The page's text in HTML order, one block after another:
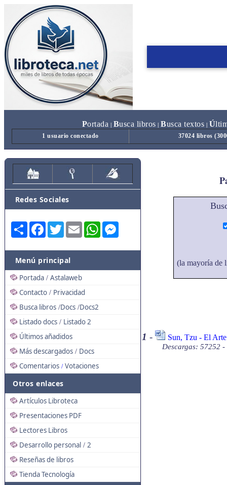
Portada Busca libros Busca textos Ú
1 usuario conectado 37024 libros
Redes Sociales
Share FacebookTwitterEmail WhatsApp
Menú principal
Portada / Astalaweb
Contacto / Privacidad
Busca libros /Docs /Docs2
Listado docs / Listado 2
Últimos añadidos
Más descargados / Docs
Comentarios / Votaciones
Otros enlaces
Artículos Libroteca
Presentaciones PDF
Lectores Libros
Desarrollo personal / 2
Reseñas de libros
Tienda Tecnología
(la mayoría de
1 - Sun, Tzu - El
Descargas: 57252